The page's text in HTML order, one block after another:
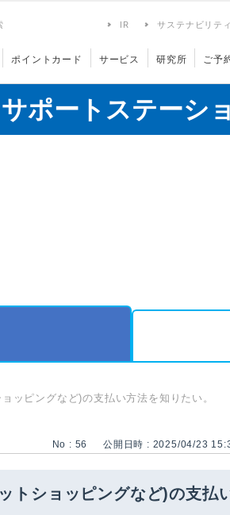
IR サステナビリティ
ポイントカード サービス 研究所 ご予
ポートステーシ
ッピングなど)の支払い方法を知りたい。
No : 56 公開日時 : 2025/04/23
トショッピングなど)の支払